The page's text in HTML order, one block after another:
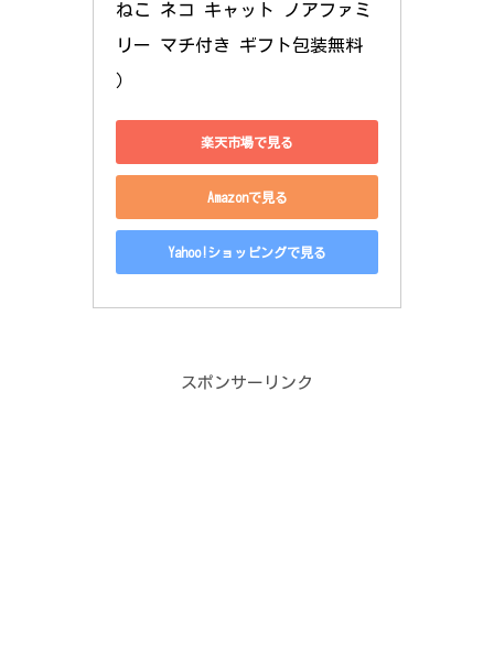
ねこ ネコ キャット ノアファミ
リー マチ付き ギフト包装無料
）
楽天市場で見る
Amazonで見る
Yahoo!ショッピングで見る
スポンサーリンク